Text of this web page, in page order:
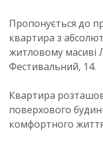
Пропонується до
квартира з
житловому масиві
Фестивальний, 14.
Квартира
поверхового
комфортного